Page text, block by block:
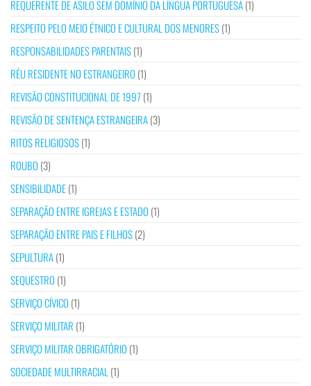
REQUERENTE DE ASILO SEM DOMÍNIO DA LÍNGUA PORTUGUESA(1)
RESPEITO PELO MEIO ÉTNICO E CULTURAL DOS MENORES(1)
RESPONSABILIDADES PARENTAIS(1)
RÉU RESIDENTE NO ESTRANGEIRO (1)
REVISÃO CONSTITUCIONAL DE 1997 (1)
REVISÃO DE SENTENÇA ESTRANGEIRA(3)
RITOS RELIGIOSOS(1)
ROUBO (3)
SENSIBILIDADE(1)
SEPARAÇÃO ENTRE IGREJAS E ESTADO (1)
SEPARAÇÃO ENTRE PAIS E FILHOS(2)
SEPULTURA(1)
SEQUESTRO (1)
SERVIÇO CÍVICO (1)
SERVIÇO MILITAR (1)
SERVIÇO MILITAR OBRIGATÓRIO (1)
SOCIEDADE MULTIRRACIAL (1)